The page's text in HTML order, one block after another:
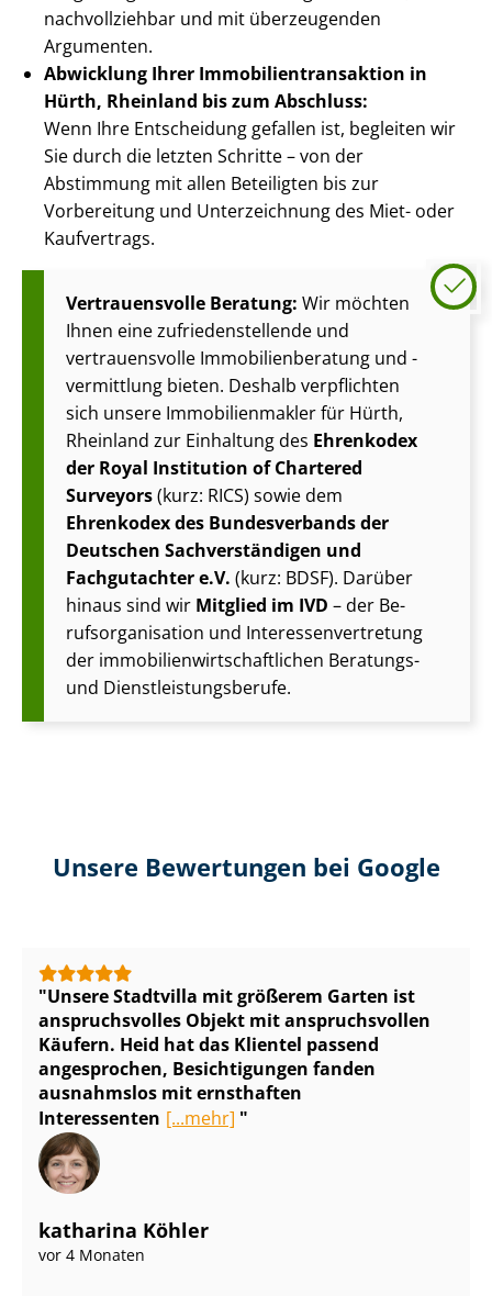
nachvollziehbar und mit überzeugenden
Argumenten.
Abwicklung Ihrer Im­mo­bi­li­en­trans­ak­ti­on in
Hürth, Rheinland bis zum Abschluss:
Wenn Ihre Entscheidung gefallen ist, begleiten wir
Sie durch die letzten Schritte – von der
Abstimmung mit allen Beteiligten bis zur
Vorbereitung und Unterzeichnung des Miet- oder
Kaufvertrags.
Vertrauensvolle Beratung: Wir möchten
Ihnen eine zu­frie­den­stel­len­de und
vertrauensvolle Im­mo­bi­li­en­be­ra­tung und -
vermittlung bieten. Deshalb verpflichten
sich unsere Im­mo­bi­li­en­mak­ler für Hürth,
Rheinland zur Einhaltung des Ehrenkodex
der Royal Institution of Chartered
Surveyors(kurz: RICS) sowie dem
Ehrenkodex des Bundesverbands der
Deutschen Sach­ver­stän­di­gen und
Fachgutachter e.V. (kurz: BDSF). Darüber
hinaus sind wir Mitglied im IVD – der Be­
rufs­or­ga­ni­sa­ti­on und In­ter­es­sen­ver­tre­tung
der im­mo­bi­li­en­wirt­schaft­li­chen Beratungs-
und Dienst­leis­tungs­be­ru­fe.
Unsere Bewertungen bei Google
Unsere Stadtvilla mit größerem Garten ist
anspruchsvolles Objekt mit anspruchsvollen
Käufern. Heid hat das Klientel passend
angesprochen, Besichtigungen fanden
ausnahmslos mit ernsthaften
Interessenten [...mehr]
katharina Köhler
vor 4 Monaten